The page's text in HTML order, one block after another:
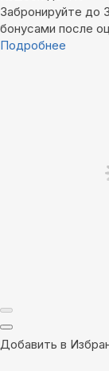
Забронируйте до
бонусами после
Подробнее
Добавить в